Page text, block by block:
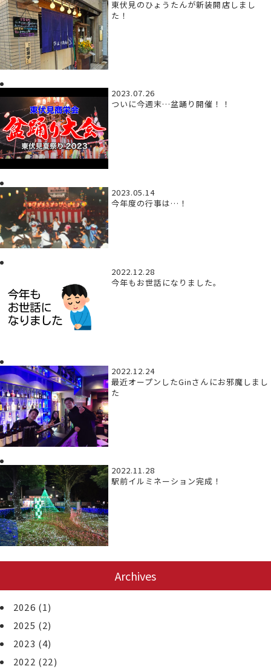
東伏見のひょうたんが新装開店しまし
た！
2023.07.26
ついに今週末…盆踊り開催！！
2023.05.14
今年度の行事は…！
2022.12.28
今年もお世話になりました。
2022.12.24
最近オープンしたGinさんにお邪魔しまし
た
2022.11.28
駅前イルミネーション完成！
Archives
2026 (1)
2025 (2)
2023 (4)
2022 (22)